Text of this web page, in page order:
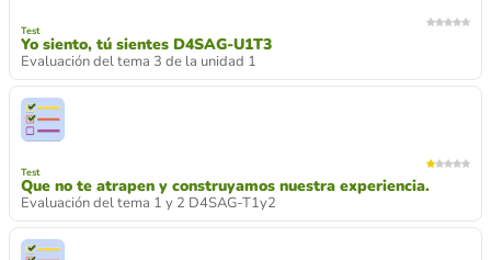
Test
Yo siento, tú sientes D4SAG-U1T3
Evaluación del tema 3 de la unidad 1
Test
Que no te atrapen y construyamos nuestra experiencia.
Evaluación del tema 1 y 2 D4SAG-T1y2